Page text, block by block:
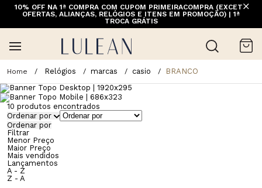
10% OFF NA 1ª COMPRA COM CUPOM PRIMEIRACOMPRA (EXCETO
OFERTAS, ALIANÇAS, RELÓGIOS E ITENS EM PROMOÇÃO) | 1ª
TROCA GRÁTIS
Relógios marcas casio BRANCO
10 produtos encontrados
Ordenar por
Ordenar por
Filtrar
Menor Preço
Maior Preço
Mais vendidos
Lançamentos
A - Z
Z - A